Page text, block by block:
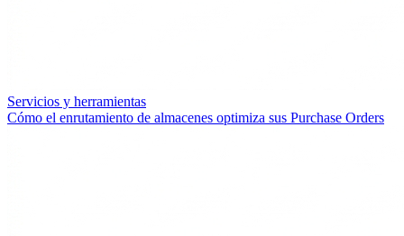
Servicios y herramientas
Cómo el enrutamiento de almacenes optimiza sus Purchase Orders